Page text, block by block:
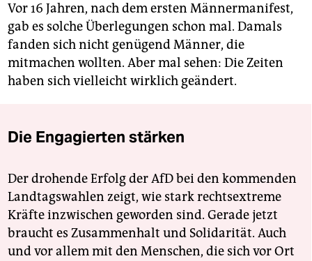
Vor 16 Jahren, nach dem ersten Männermanifest,
gab es solche Überlegungen schon mal. Damals
fanden sich nicht genügend Männer, die
mitmachen wollten. Aber mal sehen: Die Zeiten
haben sich vielleicht wirklich geändert.
Die Engagierten stärken
Der drohende Erfolg der AfD bei den kommenden
Landtagswahlen zeigt, wie stark rechtsextreme
Kräfte inzwischen geworden sind. Gerade jetzt
braucht es Zusammenhalt und Solidarität. Auch
und vor allem mit den Menschen, die sich vor Ort